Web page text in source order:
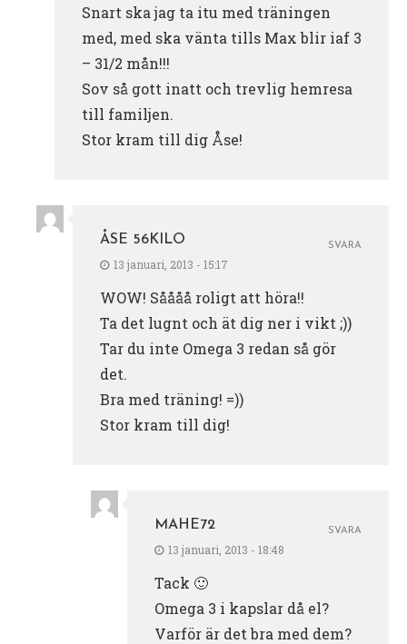
Snart ska jag ta itu med träningen
med, med ska vänta tills Max blir iaf 3
– 31/2 mån!!!
Sov så gott inatt och trevlig hemresa
till familjen.
Stor kram till dig Åse!
ÅSE 56KILO
13 januari, 2013 - 15:17
WOW! Såååå roligt att höra!!
Ta det lugnt och ät dig ner i vikt ;))
Tar du inte Omega 3 redan så gör
det.
Bra med träning! =))
Stor kram till dig!
SVARA
MAHE72
13 januari, 2013 - 18:48
Tack 🙂
Omega 3 i kapslar då el?
Varför är det bra med dem?
SVARA